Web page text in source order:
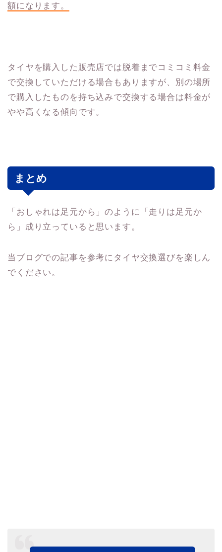
額になります。
タイヤを購入した販売店では脱着までコミコミ料金
で交換していただける場合もありますが、別の場所
で購入したものを持ち込みで交換する場合は料金が
やや高くなる傾向です。
まとめ
「おしゃれは足元から」のように「走りは足元か
ら」成り立っていると思います。
当ブログでの記事を参考にタイヤ交換選びを楽しん
でください。